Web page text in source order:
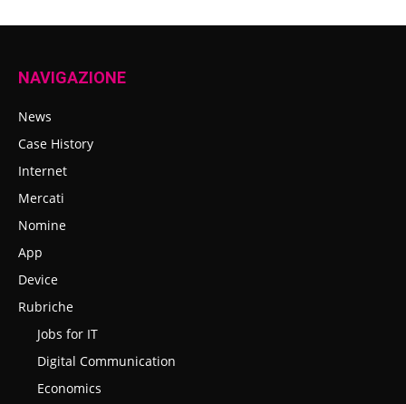
NAVIGAZIONE
News
Case History
Internet
Mercati
Nomine
App
Device
Rubriche
Jobs for IT
Digital Communication
Economics